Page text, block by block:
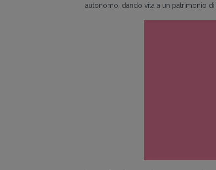
autonomo, dando vita a un patrimonio di